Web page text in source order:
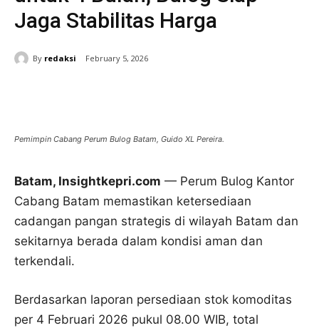
Jaga Stabilitas Harga
By redaksi February 5, 2026
Pemimpin Cabang Perum Bulog Batam, Guido XL Pereira.
Batam, Insightkepri.com — Perum Bulog Kantor
Cabang Batam memastikan ketersediaan
cadangan pangan strategis di wilayah Batam dan
sekitarnya berada dalam kondisi aman dan
terkendali.
Berdasarkan laporan persediaan stok komoditas
per 4 Februari 2026 pukul 08.00 WIB, total